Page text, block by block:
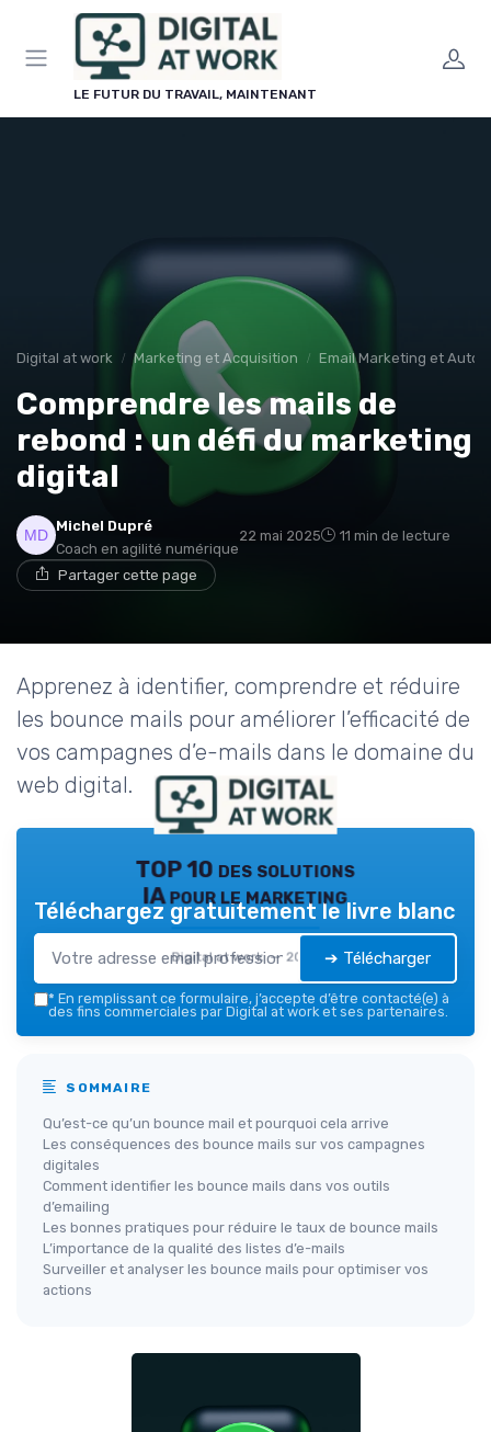
LE FUTUR DU TRAVAIL, MAINTENANT
Digital at work Marketing et Acquisition Email Marketing et
Comprendre les mails de
rebond : un défi du marketing
digital
Michel Dupré
Coach en agilité numérique
22 mai 2025 11 min de lecture
Partager cette page
Apprenez à identifier, comprendre et réduire
les bounce mails pour améliorer l’efficacité de
vos campagnes d’e-mails dans le domaine du
web digital.
TOP 10 des solutions
IA pour le marketing
Digital at work — 2026
Téléchargez gratuitement le livre blanc
➔ Télécharger
* En remplissant ce formulaire, j’accepte d’être contacté(e) à
des fins commerciales par Digital at work et ses partenaires.
SOMMAIRE
Qu’est-ce qu’un bounce mail et pourquoi cela arrive
Les conséquences des bounce mails sur vos campagnes
digitales
Comment identifier les bounce mails dans vos outils
d’emailing
Les bonnes pratiques pour réduire le taux de bounce mails
L’importance de la qualité des listes d’e-mails
Surveiller et analyser les bounce mails pour optimiser vos
actions
Panneau de gestion des cookies